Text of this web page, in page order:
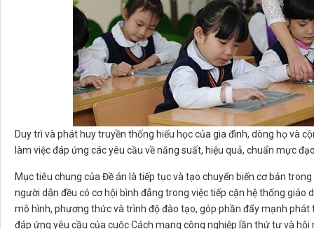
Duy trì và phát huy truyền thống hiếu học của gia đình, dòng họ và
làm việc đáp ứng các yêu cầu về năng suất, hiệu quả, chuẩn mực
Mục tiêu chung của Đề án là tiếp tục và tạo chuyển biến cơ bản
người dân đều có cơ hội bình đẳng trong việc tiếp cận hệ thống giáo
mô hình, phương thức và trình độ đào tạo, góp phần đẩy mạnh
đáp ứng yêu cầu của cuộc Cách mạng công nghiệp lần thứ tư và hội